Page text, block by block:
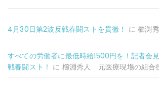
4月30日第2波反戦春闘ストを貫徹！ に櫛渕
すべての労働者に最低時給1500円を！記者会
戦春闘スト！ に 櫛淵秀人 元医療現場の組合